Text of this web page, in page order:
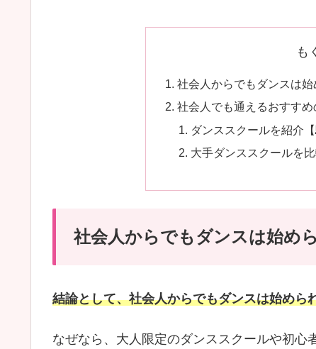
も
社会人からでもダンスは始
社会人でも通えるおすすめ
ダンススクールを紹介
大手ダンススクールを比
社会人からでもダンスは始め
結論として、社会人からでもダンスは始めら
なぜなら、大人限定のダンススクールや初心